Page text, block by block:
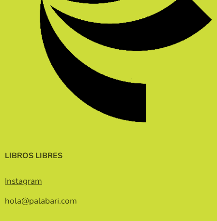
LIBROS LIBRES
Instagram
hola@palabari.com